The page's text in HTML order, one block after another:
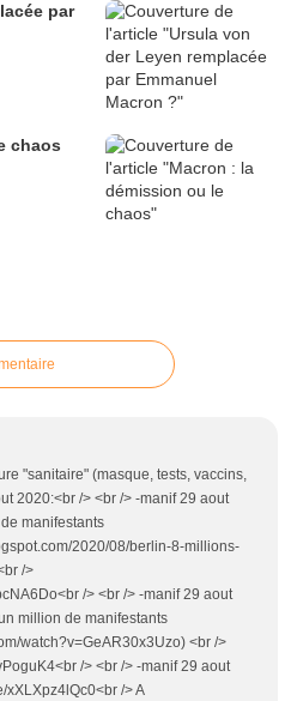
par
chaos
"sanitaire" (masque, tests, vaccins,
2020:<br /> <br /> -manif 29 aout
manifestants
2020/08/berlin-8-millions-
/>
/> <br /> -manif 29 aout
million de manifestants
watch?v=GeAR30x3Uzo) <br />
/> <br /> -manif 29 aout
xXLXpz4lQc0<br /> A